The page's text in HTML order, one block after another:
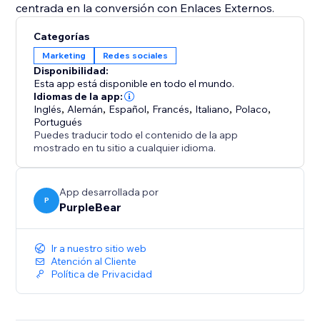
centrada en la conversión con Enlaces Externos.
Categorías
Marketing Redes sociales
Disponibilidad:
Esta app está disponible en todo el mundo.
Idiomas de la app:
Inglés, Alemán, Español, Francés, Italiano, Polaco,
Portugués
Puedes traducir todo el contenido de la app
mostrado en tu sitio a cualquier idioma.
P
App desarrollada por
PurpleBear
Ir a nuestro sitio web
Atención al Cliente
Política de Privacidad